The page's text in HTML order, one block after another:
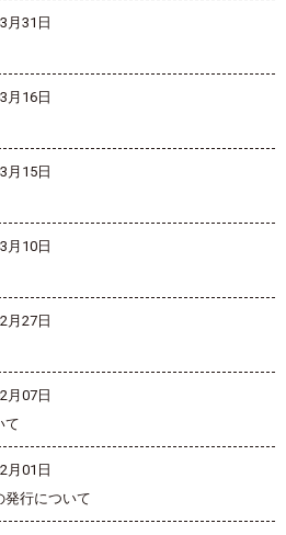
月31日
月16日
月15日
月10日
月27日
月07日
て
月01日
発行について